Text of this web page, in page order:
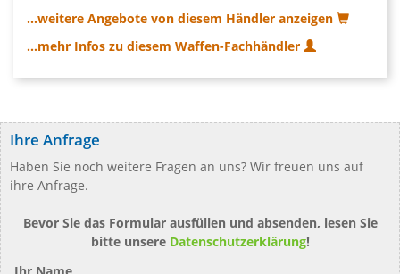
...weitere Angebote von diesem Händler anzeigen
...mehr Infos zu diesem Waffen-Fachhändler
Ihre Anfrage
Haben Sie noch weitere Fragen an uns? Wir freuen uns auf
ihre Anfrage.
Bevor Sie das Formular ausfüllen und absenden, lesen Sie
bitte unsere Datenschutzerklärung!